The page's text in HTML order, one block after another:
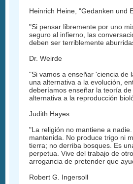
Heinrich Heine, "Gedanken und
"Si pensar libremente por uno
seguro al infierno, las
deben ser terriblemente
Dr. Weirde
"Si vamos a enseñar 'ciencia de
una alternativa a la evolución,
deberíamos enseñar la teoría
alternativa a la reproducción
Judith Hayes
"La religión no mantiene a
mantenida. No produce trigo ni
tierra; no derriba bosques. Es
perpetua. Vive del trabajo de
arrogancia de pretender que
Robert G. Ingersoll